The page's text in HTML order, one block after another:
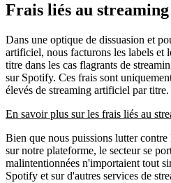
Frais liés au
Dans une optique de dissuasion et
artificiel, nous facturons les labels et
titre dans les cas flagrants de
sur Spotify. Ces frais sont
élevés de streaming artificiel par titre.
En savoir plus sur les frais liés au
Bien que nous puissions lutter
sur notre plateforme, le secteur se
malintentionnées n'importaient tout
Spotify et sur d'autres services de